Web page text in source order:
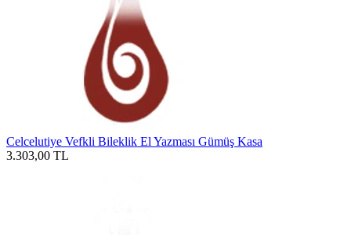
Celcelutiye Vefkli Bileklik El Yazması Gümüş Kasa
3.303,00 TL